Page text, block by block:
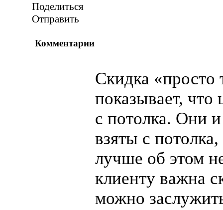
Поделиться
Отправить
Комментарии
Скидка «просто
показывает, что
с потолка. Они
взяты с
лучше об этом
клиенту важна
можно